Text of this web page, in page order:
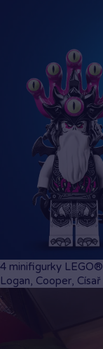
Sběratelské doplňky
Součástí balení je